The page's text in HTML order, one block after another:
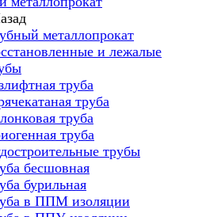
металлопрокат
и лежалые
труба
труба
труба
труба
трубы
бесшовная
бурильная
в ППМ изоляции